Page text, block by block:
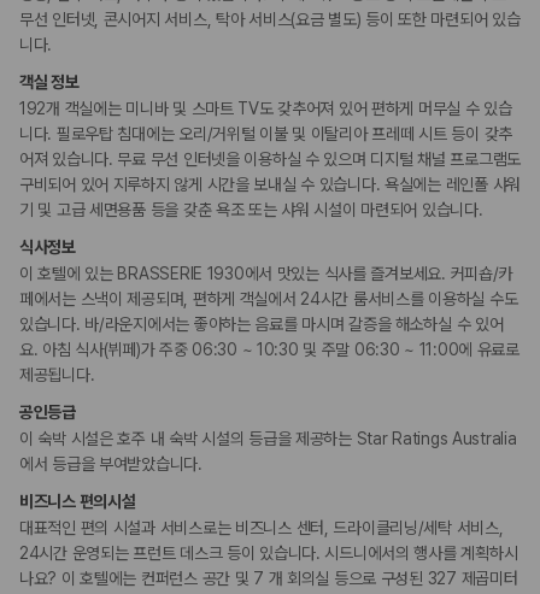
웰빙 및 피트니스
액티비티
수영장
서핑
보트투어
키즈
돌봄 서비스
어린이 프로그램
비즈니스
비즈니스 센터
회의공간
장애인 편의시설
점자 표시
휠체어 이용 가능 화장실
휠체어로 이용 가능
흡연 시설
무선 인터넷, 콘시어지 서비스, 탁아 서비스(요금 별도) 등이 또한 마련되어 있습
니다.
객실 정보
192개 객실에는 미니바 및 스마트 TV도 갖추어져 있어 편하게 머무실 수 있습
니다. 필로우탑 침대에는 오리/거위털 이불 및 이탈리아 프레떼 시트 등이 갖추
어져 있습니다. 무료 무선 인터넷을 이용하실 수 있으며 디지털 채널 프로그램도
구비되어 있어 지루하지 않게 시간을 보내실 수 있습니다. 욕실에는 레인폴 샤워
기 및 고급 세면용품 등을 갖춘 욕조 또는 샤워 시설이 마련되어 있습니다.
식사정보
이 호텔에 있는 BRASSERIE 1930에서 맛있는 식사를 즐겨보세요. 커피숍/카
페에서는 스낵이 제공되며, 편하게 객실에서 24시간 룸서비스를 이용하실 수도
있습니다. 바/라운지에서는 좋아하는 음료를 마시며 갈증을 해소하실 수 있어
요. 아침 식사(뷔페)가 주중 06:30 ~ 10:30 및 주말 06:30 ~ 11:00에 유료로
제공됩니다.
공인등급
이 숙박 시설은 호주 내 숙박 시설의 등급을 제공하는 Star Ratings Australia
에서 등급을 부여받았습니다.
비즈니스 편의시설
대표적인 편의 시설과 서비스로는 비즈니스 센터, 드라이클리닝/세탁 서비스,
24시간 운영되는 프런트 데스크 등이 있습니다. 시드니에서의 행사를 계획하시
나요? 이 호텔에는 컨퍼런스 공간 및 7 개 회의실 등으로 구성된 327 제곱미터